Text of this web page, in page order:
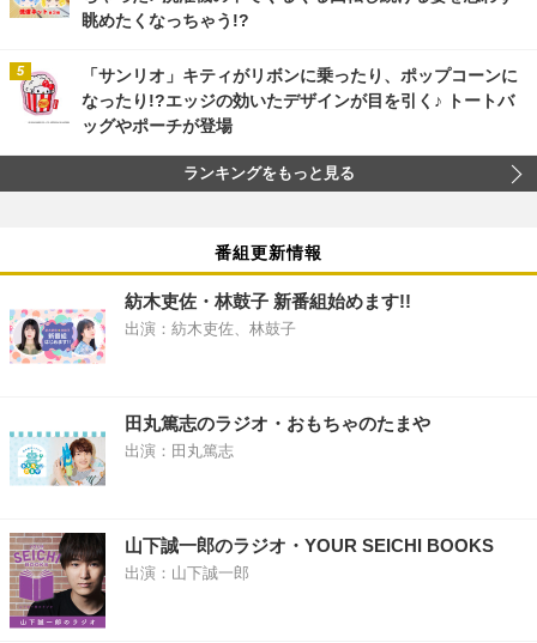
眺めたくなっちゃう!?
「サンリオ」キティがリボンに乗ったり、ポップコーンに
なったり!?エッジの効いたデザインが目を引く♪ トートバ
ッグやポーチが登場
ランキングをもっと見る
番組更新情報
紡木吏佐・林鼓子 新番組始めます!!
出演：紡木吏佐、林鼓子
田丸篤志のラジオ・おもちゃのたまや
出演：田丸篤志
山下誠一郎のラジオ・YOUR SEICHI BOOKS
出演：山下誠一郎